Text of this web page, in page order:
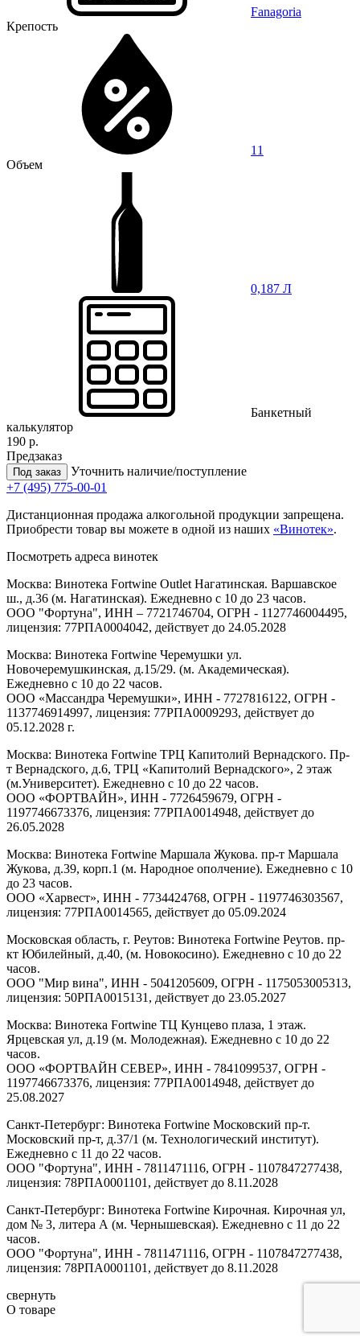
Fanagoria
Крепость
11
Объем
0,187 Л
Банкетный
калькулятор
190 р.
Предзаказ
Под заказ
Уточнить наличие/поступление
+7 (495) 775-00-01
Дистанционная продажа алкогольной продукции запрещена.
Приобрести товар вы можете в одной из наших «Винотек».
Посмотреть адреса винотек
Москва: Винотека Fortwine Outlet Нагатинская. Варшавское
ш., д.36 (м. Нагатинская). Ежедневно с 10 до 23 часов.
ООО "Фортуна", ИНН – 7721746704, ОГРН - 1127746004495,
лицензия: 77РПА0004042, действует до 24.05.2028
Москва: Винотека Fortwine Черемушки ул.
Новочеремушкинская, д.15/29. (м. Академическая).
Ежедневно с 10 до 22 часов.
ООО «Массандра Черемушки», ИНН - 7727816122, ОГРН -
1137746914997, лицензия: 77РПА0009293, действует до
05.12.2028 г.
Москва: Винотека Fortwine ТРЦ Капитолий Вернадского. Пр-
т Вернадского, д.6, ТРЦ «Капитолий Вернадского», 2 этаж
(м.Университет). Ежедневно с 10 до 22 часов.
ООО «ФОРТВАЙН», ИНН - 7726459679, ОГРН -
1197746673376, лицензия: 77РПА0014948, действует до
26.05.2028
Москва: Винотека Fortwine Маршала Жукова. пр-т Маршала
Жукова, д.39, корп.1 (м. Народное ополчение). Ежедневно с 10
до 23 часов.
ООО «Харвест», ИНН - 7734424768, ОГРН - 1197746303567,
лицензия: 77РПА0014565, действует до 05.09.2024
Московская область, г. Реутов: Винотека Fortwine Реутов. пр-
кт Юбилейный, д.40, (м. Новокосино). Ежедневно с 10 до 22
часов.
ООО "Мир вина", ИНН - 5041205609, ОГРН - 1175053005313,
лицензия: 50РПА0015131, действует до 23.05.2027
Москва: Винотека Fortwine ТЦ Кунцево плаза, 1 этаж.
Ярцевская ул, д.19 (м. Молодежная). Ежедневно с 10 до 22
часов.
ООО «ФОРТВАЙН СЕВЕР», ИНН - 7841099537, ОГРН -
1197746673376, лицензия: 77РПА0014948, действует до
25.08.2027
Санкт-Петербург: Винотека Fortwine Московский пр-т.
Московский пр-т, д.37/1 (м. Технологический институт).
Ежедневно с 11 до 22 часов.
ООО "Фортуна", ИНН - 7811471116, ОГРН - 1107847277438,
лицензия: 78РПА0001101, действует до 8.11.2028
Санкт-Петербург: Винотека Fortwine Кирочная. Кирочная ул,
дом № 3, литера А (м. Чернышевская). Ежедневно с 11 до 22
часов.
ООО "Фортуна", ИНН - 7811471116, ОГРН - 1107847277438,
лицензия: 78РПА0001101, действует до 8.11.2028
свернуть
О товаре